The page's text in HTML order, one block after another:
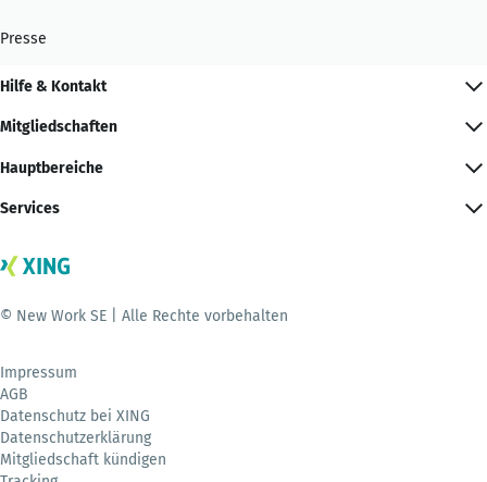
Presse
Hilfe & Kontakt
Mitgliedschaften
Hauptbereiche
Services
© New Work SE | Alle Rechte vorbehalten
Impressum
AGB
Datenschutz bei XING
Datenschutzerklärung
Mitgliedschaft kündigen